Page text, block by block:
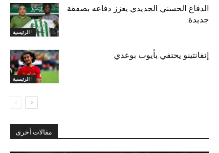
الرئيسية !
الدفاع الحسني الجديدي يعزز دفاعه بصفقة
جديدة
الرئيسية !
إنفانتينو يحتفي بأيوب بوعدي
مقالات أخرى